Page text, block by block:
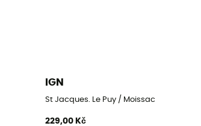
IGN
St Jacques. Le Puy / Moissac
229,00 Kč